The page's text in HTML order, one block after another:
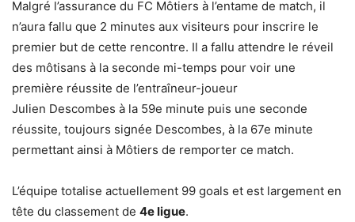
Malgré l’assurance du FC Môtiers à l’entame de match, il
n’aura fallu que 2 minutes aux visiteurs pour inscrire le
premier but de cette rencontre. Il a fallu attendre le réveil
des môtisans à la seconde mi-temps pour voir une
première réussite de l’entraîneur-joueur
Julien Descombes à la 59e minute puis une seconde
réussite, toujours signée Descombes, à la 67e minute
permettant ainsi à Môtiers de remporter ce match.
L’équipe totalise actuellement 99 goals et est largement en
tête du classement de 4e ligue.